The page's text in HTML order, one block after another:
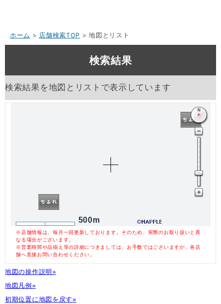
ホーム > 店舗検索TOP > 地図とリスト
検索結果
検索結果を地図とリストで表示しています
500m
※店舗情報は、毎月一回更新しております。そのため、実際のお取り扱いと異
なる場合がございます。
※営業時間や品揃え等の詳細につきましては、お手数ではございますが、各店
舗へ直接お問い合わせください。
地図の操作説明»
地図凡例»
初期位置に地図を戻す»